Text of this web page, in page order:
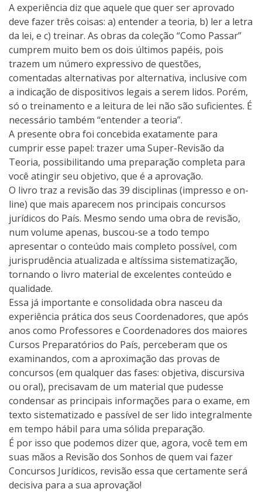
A experiência diz que aquele que quer ser aprovado
deve fazer três coisas: a) entender a teoria, b) ler a letra
da lei, e c) treinar. As obras da coleção “Como Passar”
cumprem muito bem os dois últimos papéis, pois
trazem um número expressivo de questões,
comentadas alternativas por alternativa, inclusive com
a indicação de dispositivos legais a serem lidos. Porém,
só o treinamento e a leitura de lei não são suficientes. É
necessário também “entender a teoria”.
A presente obra foi concebida exatamente para
cumprir esse papel: trazer uma Super-Revisão da
Teoria, possibilitando uma preparação completa para
você atingir seu objetivo, que é a aprovação.
O livro traz a revisão das 39 disciplinas (impresso e on-
line) que mais aparecem nos principais concursos
jurídicos do País. Mesmo sendo uma obra de revisão,
num volume apenas, buscou-se a todo tempo
apresentar o conteúdo mais completo possível, com
jurisprudência atualizada e altíssima sistematização,
tornando o livro material de excelentes conteúdo e
qualidade.
Essa já importante e consolidada obra nasceu da
experiência prática dos seus Coordenadores, que após
anos como Professores e Coordenadores dos maiores
Cursos Preparatórios do País, perceberam que os
examinandos, com a aproximação das provas de
concursos (em qualquer das fases: objetiva, discursiva
ou oral), precisavam de um material que pudesse
condensar as principais informações para o exame, em
texto sistematizado e passível de ser lido integralmente
em tempo hábil para uma sólida preparação.
É por isso que podemos dizer que, agora, você tem em
suas mãos a Revisão dos Sonhos de quem vai fazer
Concursos Jurídicos, revisão essa que certamente será
decisiva para a sua aprovação!